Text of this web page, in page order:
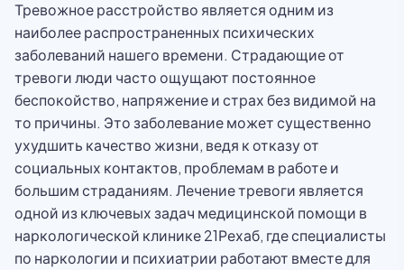
Тревожное расстройство является одним из
наиболее распространенных психических
заболеваний нашего времени. Страдающие от
тревоги люди часто ощущают постоянное
беспокойство, напряжение и страх без видимой на
то причины. Это заболевание может существенно
ухудшить качество жизни, ведя к отказу от
социальных контактов, проблемам в работе и
большим страданиям. Лечение тревоги является
одной из ключевых задач медицинской помощи в
наркологической клинике 21Рехаб, где специалисты
по наркологии и психиатрии работают вместе для